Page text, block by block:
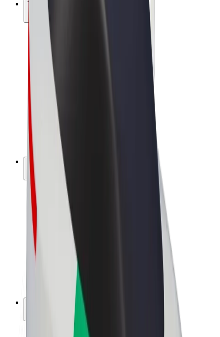
Termékek
Utazás
Rollerek
Bolt Market
Bolt Food
Bolt Drive
Bolt cégeknek
E-kerékpárok
Bolt Plus
Keress a Bolttal
Sofőrök
Sofőr kereset
Futár kereset
Bolt Food kereskedők
Franchise-ok